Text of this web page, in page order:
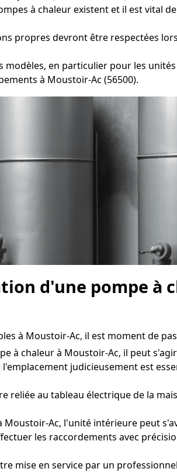
à chaleur existent et il est vital
propres devront être respectées
modèles, en particulier pour les
à Moustoir-Ac (56500).
d'une pompe à
à Moustoir-Ac, il est moment de
à chaleur à Moustoir-Ac, il peut
judicieusement est
reliée au tableau électrique de la
Moustoir-Ac, l'unité intérieure peut
les raccordements avec
mise en service par un